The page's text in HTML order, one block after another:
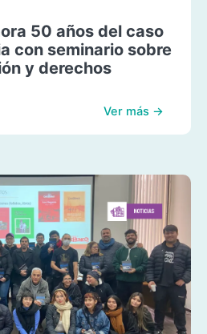
50 años del caso
con seminario sobre
y derechos
Ver más →